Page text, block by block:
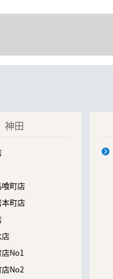
神田
町店
町店
No1
No2